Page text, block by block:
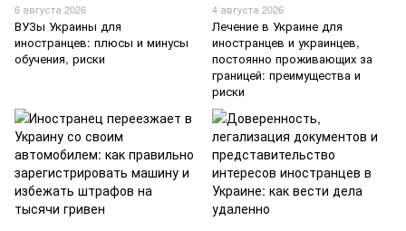
6 августа 2026
ВУЗы Украины для
иностранцев: плюсы и минусы
обучения, риски
4 августа 2026
Лечение в Украине для
иностранцев и украинцев,
постоянно проживающих за
границей: преимущества и
риски